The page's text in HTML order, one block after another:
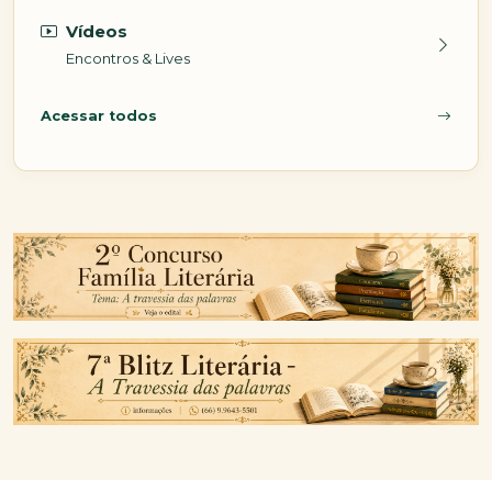
Vídeos
Encontros & Lives
Acessar todos